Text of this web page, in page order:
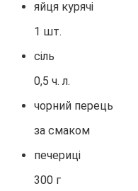
яйця курячі
1 шт.
сіль
0,5 ч. л.
чорний перець
за смаком
печериці
300 г